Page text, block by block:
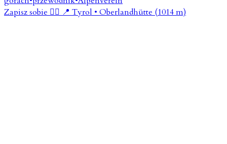
Zapisz sobie 👇🏼 📍 Tyrol • Oberlandhütte (1014 m)